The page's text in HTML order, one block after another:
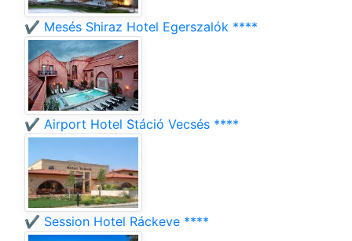
✔️ Mesés Shiraz Hotel Egerszalók ****
✔️ Airport Hotel Stáció Vecsés ****
✔️ Session Hotel Ráckeve ****